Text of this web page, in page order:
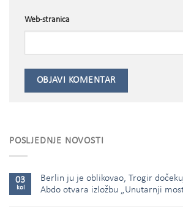
Web-stranica
POSLJEDNJE NOVOSTI
03
kol
Berlin ju je oblikovao, Trogir
Abdo otvara izložbu „Unutarnji